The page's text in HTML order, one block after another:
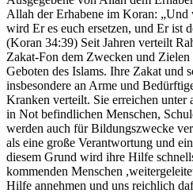
Allah der Erhabene im Koran: „Und
wird Er es euch ersetzen, und Er ist
(Koran 34:39) Seit Jahren verteilt
Zakat-Fon dem Zwecken und
Geboten des Islams. Ihre Zakat und
insbesondere an Arme und
Kranken verteilt. Sie erreichen unter
in Not befindlichen Menschen,
werden auch für Bildungszwecke
als eine große Verantwortung und
diesem Grund wird ihre Hilfe
kommenden Menschen
Hilfe annehmen und uns reichlich